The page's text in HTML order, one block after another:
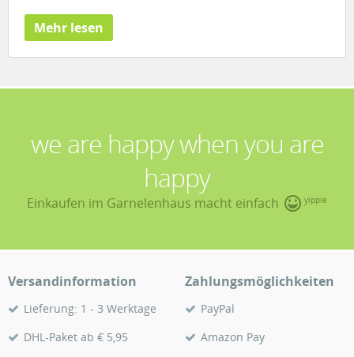
Mehr lesen
we are happy when you are
happy
Einkaufen im Garnelenhaus macht einfach yippie
Versandinformation
Lieferung: 1 - 3 Werktage
DHL-Paket ab € 5,95
Zahlungsmöglichkeiten
PayPal
Amazon Pay